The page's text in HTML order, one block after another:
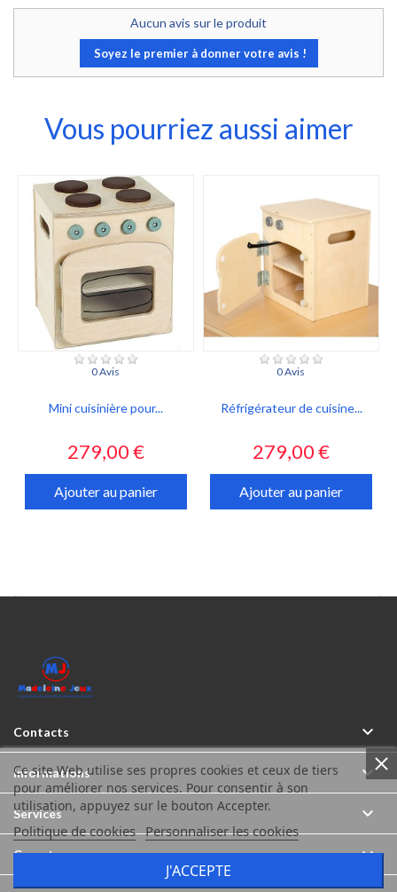
Aucun avis sur le produit
Soyez le premier à donner votre avis !
Vous pourriez aussi aimer
0 Avis
Mini cuisinière pour...
Prix
279,00 €
Ajouter au panier
0 Avis
Réfrigérateur de cuisine...
Prix
279,00 €
Ajouter au panier
 
Contacts 
Ce site Web utilise ses propres cookies et ceux de tiers
pour améliorer nos services. Pour consentir à son
utilisation, appuyez sur le bouton Accepter.
Politique de cookies Personnaliser les cookies
J'ACCEPTE
Informations 
Services 
Compte 